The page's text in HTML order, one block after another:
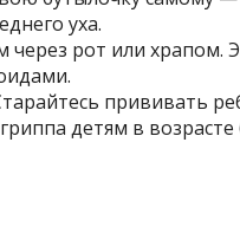
уха.
через рот или храпом.
прививать
детям в